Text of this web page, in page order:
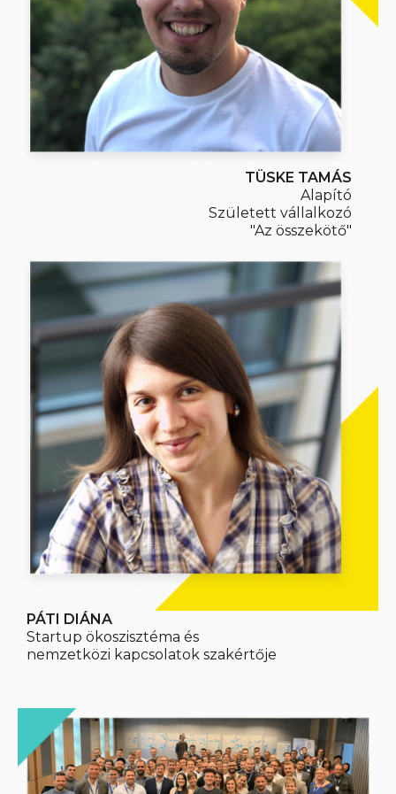
TÜSKE TAMÁS
Alapító
Született vállalkozó
"Az összekötő"
PÁTI DIÁNA
Startup ökoszisztéma és
nemzetközi kapcsolatok szakértője